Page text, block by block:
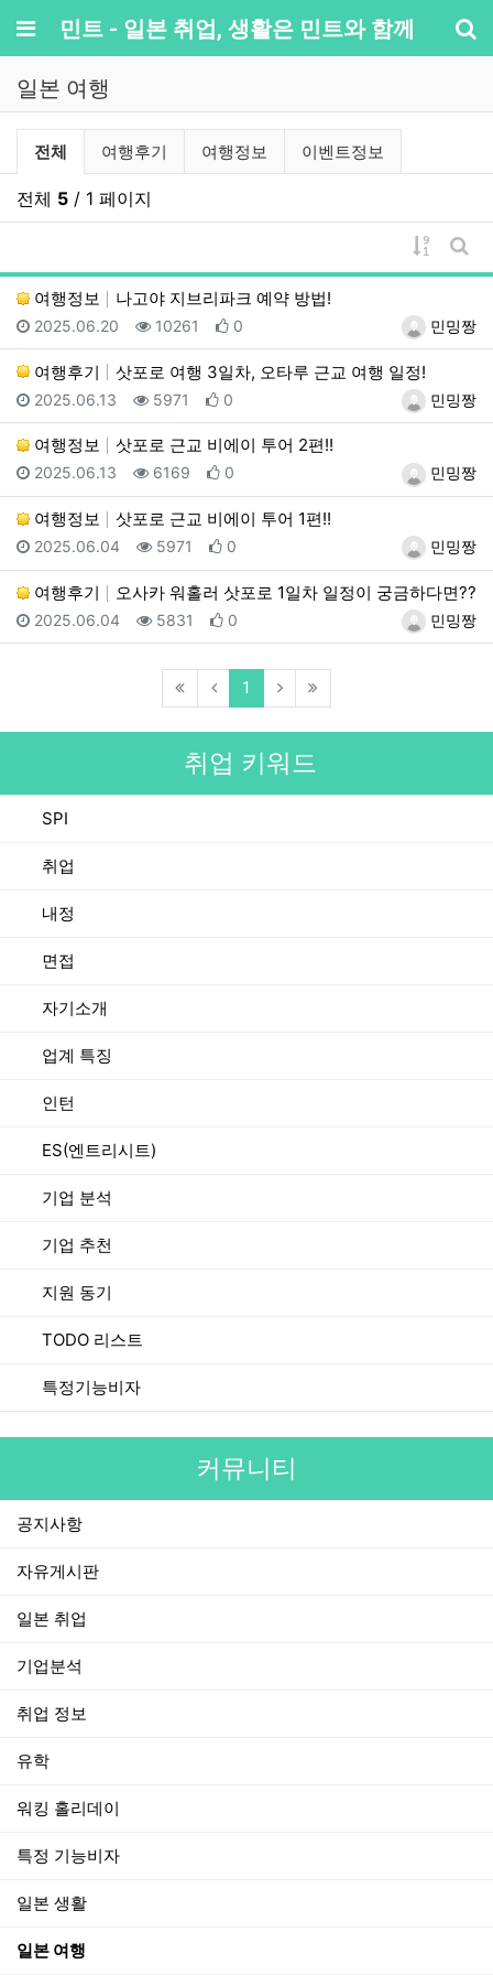
메뉴민트 - 일본 취업, 생활은 민트와 함께
일본 여행
일본 여행 분류 목록
전체 여행후기 여행정보 이벤트정보
전체 5 / 1 페이지
게시물
게
여행정보
나고야 지브리파크 예약 방법!
등록자민밍짱
등록일
2025.06.20 조회
10261 추천
0
여행후기 삿포로 여행 3일차, 오타루 근교 여행 일정!
등록자민밍짱
등록일
2025.06.13 조회
5971 추천
0
여행정보 삿포로 근교 비에이 투어 2편!!
등록자민밍짱
등록일
2025.06.13 조회
6169 추천
0
여행정보 삿포로 근교 비에이 투어 1편!!
등록자민밍짱
등록일
2025.06.04 조회
5971 추천
0
여행후기 오사카 워홀러 삿포로 1일차 일정이 궁금하다면??
등록자민밍짱
등록일
2025.06.04 조회
5831 추천
0
1 (current)
취업 키워드
SPI
취업
내정
면접
자기소개
업계 특징
인턴
ES(엔트리시트)
기업 분석
기업 추천
지원 동기
TODO 리스트
특정기능비자
커뮤니티
공지사항
자유게시판
일본 취업
기업분석
취업 정보
유학
워킹 홀리데이
특정 기능비자
일본 생활
일본 여행